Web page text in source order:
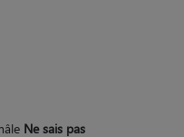
Ne sais pas